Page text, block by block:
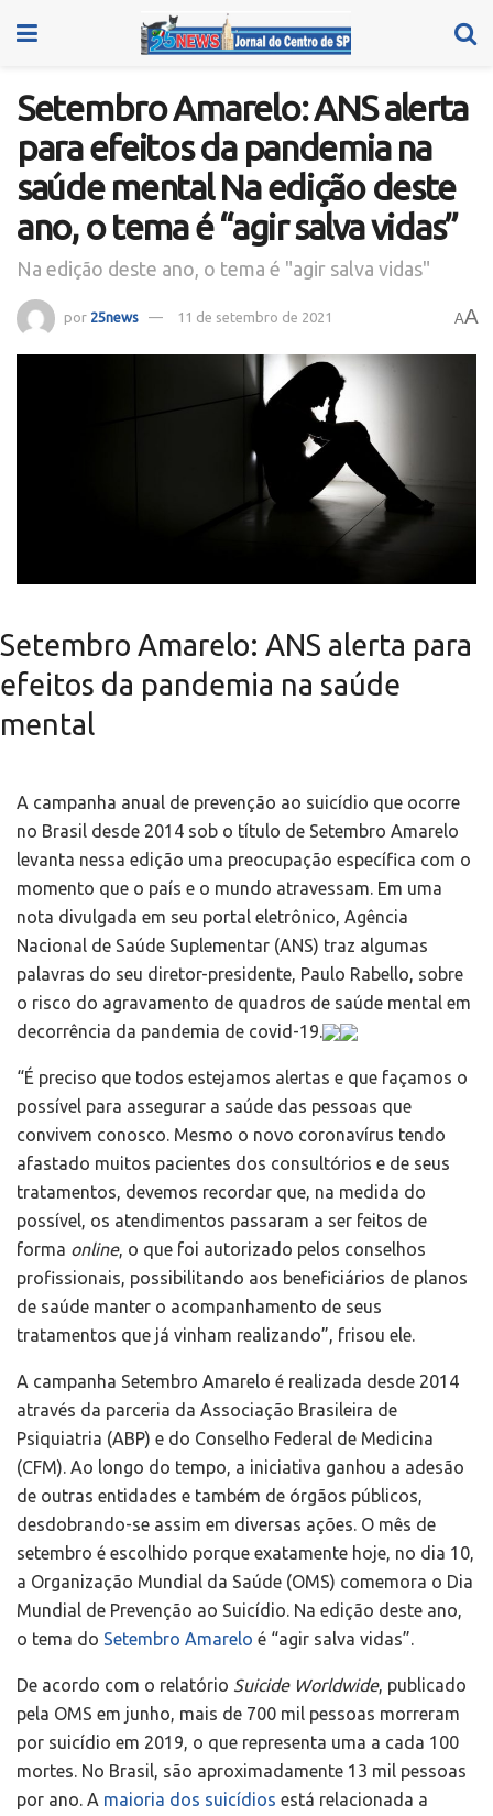
Setembro Amarelo: ANS alerta
para efeitos da pandemia na
saúde mental Na edição deste
ano, o tema é “agir salva vidas”
Na edição deste ano, o tema é "agir salva vidas"
por 25news 11 de setembro de 2021 AA
Setembro Amarelo: ANS alerta para
efeitos da pandemia na saúde
mental
A campanha anual de prevenção ao suicídio que ocorre
no Brasil desde 2014 sob o título de Setembro Amarelo
levanta nessa edição uma preocupação específica com o
momento que o país e o mundo atravessam. Em uma
nota divulgada em seu portal eletrônico, Agência
Nacional de Saúde Suplementar (ANS) traz algumas
palavras do seu diretor-presidente, Paulo Rabello, sobre
o risco do agravamento de quadros de saúde mental em
decorrência da pandemia de covid-19.
“É preciso que todos estejamos alertas e que façamos o
possível para assegurar a saúde das pessoas que
convivem conosco. Mesmo o novo coronavírus tendo
afastado muitos pacientes dos consultórios e de seus
tratamentos, devemos recordar que, na medida do
possível, os atendimentos passaram a ser feitos de
forma online, o que foi autorizado pelos conselhos
profissionais, possibilitando aos beneficiários de planos
de saúde manter o acompanhamento de seus
tratamentos que já vinham realizando”, frisou ele.
A campanha Setembro Amarelo é realizada desde 2014
através da parceria da Associação Brasileira de
Psiquiatria (ABP) e do Conselho Federal de Medicina
(CFM). Ao longo do tempo, a iniciativa ganhou a adesão
de outras entidades e também de órgãos públicos,
desdobrando-se assim em diversas ações. O mês de
setembro é escolhido porque exatamente hoje, no dia 10,
a Organização Mundial da Saúde (OMS) comemora o Dia
Mundial de Prevenção ao Suicídio. Na edição deste ano,
o tema do Setembro Amarelo é “agir salva vidas”.
De acordo com o relatório Suicide Worldwide, publicado
pela OMS em junho, mais de 700 mil pessoas morreram
por suicídio em 2019, o que representa uma a cada 100
mortes. No Brasil, são aproximadamente 13 mil pessoas
por ano. A maioria dos suicídios está relacionada a